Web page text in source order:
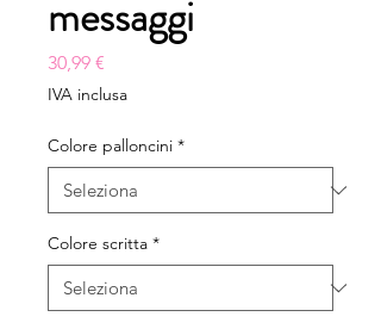
messaggi
30,99 €
IVA inclusa
Colore palloncini *
Colore scritta *